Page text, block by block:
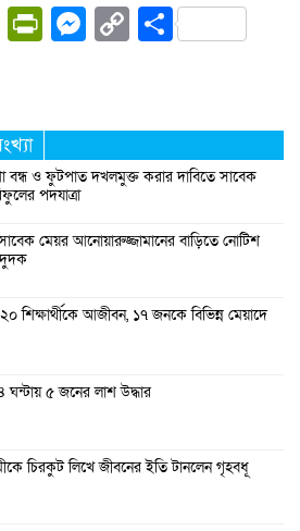
EmailPrintFriendly
Messenger
CopyShare
বন্ধ ও ফুটপাত দখলমুক্ত করার দাবিতে সাবেক
পদযাত্রা
মেয়র আনোয়ারুজ্জামানের বাড়িতে নোটিশ
দুদক
২০ শিক্ষার্থীকে আজীবন, ১৭ জনকে বিভিন্ন মেয়াদে
ঘন্টায় ৫ জনের লাশ উদ্ধার
চিরকুট লিখে জীবনের ইতি টানলেন গৃহবধূ